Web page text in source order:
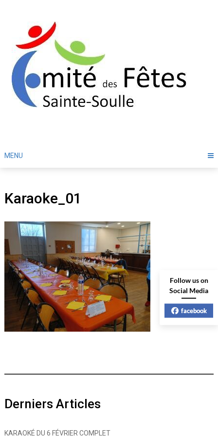
MENU
Karaoke_01
Derniers Articles
KARAOKÉ DU 6 FÉVRIER COMPLET
Follow us on
Social Media
facebook